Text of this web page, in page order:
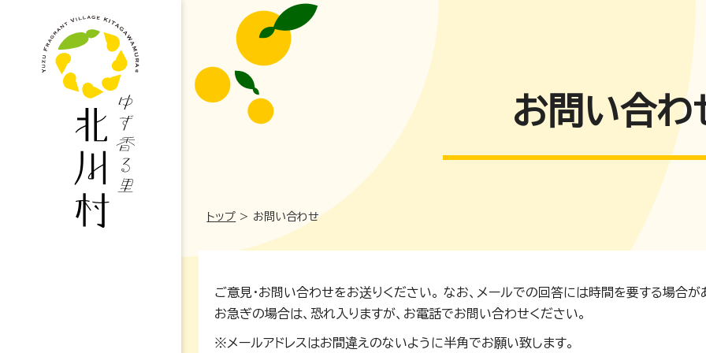
妊娠・出産
お問い合わ
トップ > お問い合わせ
ご意見・お問い合わせをお送りください。 なお、メールでの回答には時間を要する場合が
お急ぎの場合は、恐れ入りますが、お電話でお問い合わせください。
※メールアドレスはお間違えのないように半角でお願い致します。